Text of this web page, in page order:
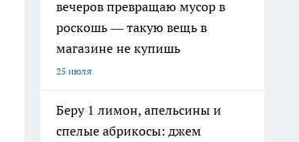
вечеров превращаю мусор в
роскошь — такую вещь в
магазине не купишь
25 июля
Беру 1 лимон, апельсины и
спелые абрикосы: джем